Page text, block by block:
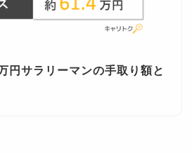
円サラリーマンの手取り額と